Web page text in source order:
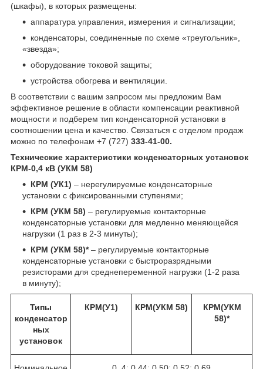
(шкафы), в которых размещены:
аппаратура управления, измерения и сигнализации;
конденсаторы, соединенные по схеме «треугольник»,
«звезда»;
оборудование токовой защиты;
устройства обогрева и вентиляции.
В соответствии с вашим запросом мы предложим Вам
эффективное решение в области компенсации реактивной
мощности и подберем тип конденсаторной установки в
соотношении цена и качество. Связаться с отделом продаж
можно по телефонам +7 (727) 333-41-00.
Технические характеристики конденсаторных установок
КРМ-0,4 кВ (УКМ 58)
КРМ (УК1) – нерегулируемые конденсаторные
установки с фиксированными ступенями;
КРМ (УКМ 58) – регулируемые контакторные
конденсаторные установки для медленно меняющейся
нагрузки (1 раз в 2-3 минуты);
КРМ (УКМ 58)*– регулируемые контакторные
конденсаторные установки с быстроразрядными
резисторами для среднепеременной нагрузки (1-2 раза
в минуту);
Типы
конденсатор
ных
установок
КРМ(У1) КРМ(УКМ 58)
КРМ(УКМ
58)*